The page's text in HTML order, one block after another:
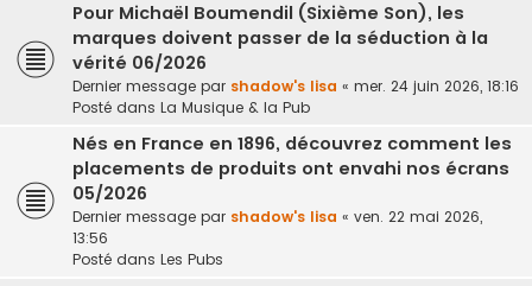
Pour Michaël Boumendil (Sixième Son), les
marques doivent passer de la séduction à la
vérité 06/2026
Dernier message par shadow's lisa « mer. 24 juin 2026, 18:16
Posté dans La Musique & la Pub
Nés en France en 1896, découvrez comment les
placements de produits ont envahi nos écrans
05/2026
Dernier message par shadow's lisa « ven. 22 mai 2026,
13:56
Posté dans Les Pubs